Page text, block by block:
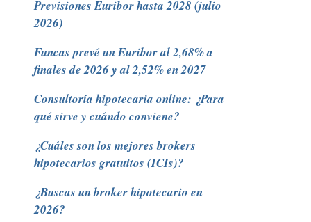
Previsiones Euribor hasta 2028 (julio
2026)
Funcas prevé un Euribor al 2,68% a
finales de 2026 y al 2,52% en 2027
Consultoría hipotecaria online: ¿Para
qué sirve y cuándo conviene?
¿Cuáles son los mejores brokers
hipotecarios gratuitos (ICIs)?
¿Buscas un broker hipotecario en
2026?